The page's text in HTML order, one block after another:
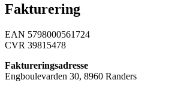
Fakturering
EAN 5798000561724
CVR 39815478
Faktureringsadresse
Engboulevarden 30, 8960 Randers